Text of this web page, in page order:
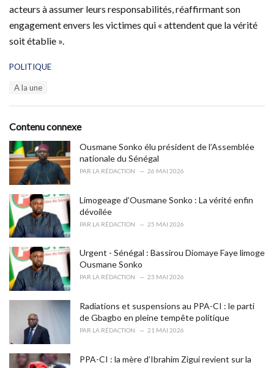
acteurs à assumer leurs responsabilités, réaffirmant son
engagement envers les victimes qui « attendent que la vérité
soit établie ».
C
o
r
i
e
s
POLITIQUE
:
A la une
Contenu connexe
Ousmane Sonko élu président de l’Assemblée
nationale du Sénégal
PAR LA RÉDACTION 26 MAI 2026
Limogeage d’Ousmane Sonko : La vérité enfin
dévoilée
PAR LA RÉDACTION 25 MAI 2026
Urgent - Sénégal : Bassirou Diomaye Faye limoge
Ousmane Sonko
PAR LA RÉDACTION 23 MAI 2026
Radiations et suspensions au PPA-CI : le parti
de Gbagbo en pleine tempête politique
PAR LA RÉDACTION 21 MAI 2026
PPA-CI : la mère d’Ibrahim Zigui revient sur la